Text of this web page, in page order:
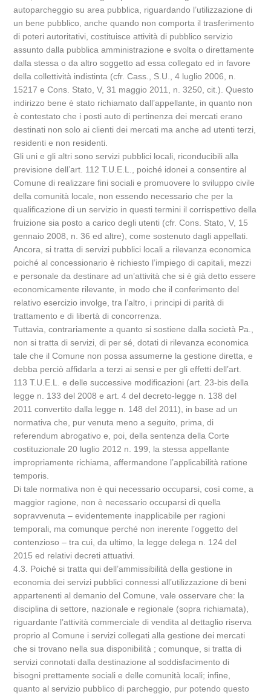
autoparcheggio su area pubblica, riguardando l’utilizzazione di
un bene pubblico, anche quando non comporta il trasferimento
di poteri autoritativi, costituisce attività di pubblico servizio
assunto dalla pubblica amministrazione e svolta o direttamente
dalla stessa o da altro soggetto ad essa collegato ed in favore
della collettività indistinta (cfr. Cass., S.U., 4 luglio 2006, n.
15217 e Cons. Stato, V, 31 maggio 2011, n. 3250, cit.). Questo
indirizzo bene è stato richiamato dall’appellante, in quanto non
è contestato che i posti auto di pertinenza dei mercati erano
destinati non solo ai clienti dei mercati ma anche ad utenti terzi,
residenti e non residenti.
Gli uni e gli altri sono servizi pubblici locali, riconducibili alla
previsione dell’art. 112 T.U.E.L., poiché idonei a consentire al
Comune di realizzare fini sociali e promuovere lo sviluppo civile
della comunità locale, non essendo necessario che per la
qualificazione di un servizio in questi termini il corrispettivo della
fruizione sia posto a carico degli utenti (cfr. Cons. Stato, V, 15
gennaio 2008, n. 36 ed altre), come sostenuto dagli appellati.
Ancora, si tratta di servizi pubblici locali a rilevanza economica
poiché al concessionario è richiesto l’impiego di capitali, mezzi
e personale da destinare ad un’attività che si è già detto essere
economicamente rilevante, in modo che il conferimento del
relativo esercizio involge, tra l’altro, i principi di parità di
trattamento e di libertà di concorrenza.
Tuttavia, contrariamente a quanto si sostiene dalla società Pa.,
non si tratta di servizi, di per sé, dotati di rilevanza economica
tale che il Comune non possa assumerne la gestione diretta, e
debba perciò affidarla a terzi ai sensi e per gli effetti dell’art.
113 T.U.E.L. e delle successive modificazioni (art. 23-bis della
legge n. 133 del 2008 e art. 4 del decreto-legge n. 138 del
2011 convertito dalla legge n. 148 del 2011), in base ad un
normativa che, pur venuta meno a seguito, prima, di
referendum abrogativo e, poi, della sentenza della Corte
costituzionale 20 luglio 2012 n. 199, la stessa appellante
impropriamente richiama, affermandone l’applicabilità ratione
temporis.
Di tale normativa non è qui necessario occuparsi, così come, a
maggior ragione, non è necessario occuparsi di quella
sopravvenuta – evidentemente inapplicabile per ragioni
temporali, ma comunque perché non inerente l’oggetto del
contenzioso – tra cui, da ultimo, la legge delega n. 124 del
2015 ed relativi decreti attuativi.
4.3. Poiché si tratta qui dell’ammissibilità della gestione in
economia dei servizi pubblici connessi all’utilizzazione di beni
appartenenti al demanio del Comune, vale osservare che: la
disciplina di settore, nazionale e regionale (sopra richiamata),
riguardante l’attività commerciale di vendita al dettaglio riserva
proprio al Comune i servizi collegati alla gestione dei mercati
che si trovano nella sua disponibilità ; comunque, si tratta di
servizi connotati dalla destinazione al soddisfacimento di
bisogni prettamente sociali e delle comunità locali; infine,
quanto al servizio pubblico di parcheggio, pur potendo questo